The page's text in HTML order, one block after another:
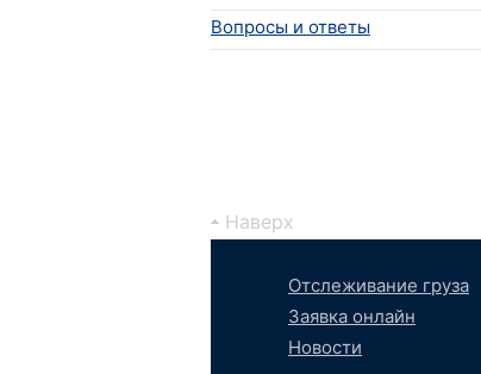
Вопросы и ответы
Наверх
Отслеживание груза
Заявка онлайн
Новости